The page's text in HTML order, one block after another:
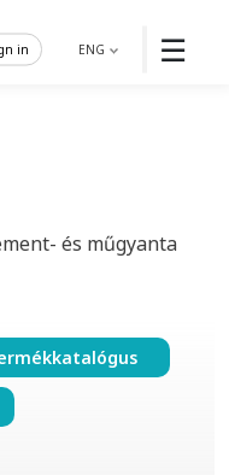
☰
ENG
in
és műgyanta